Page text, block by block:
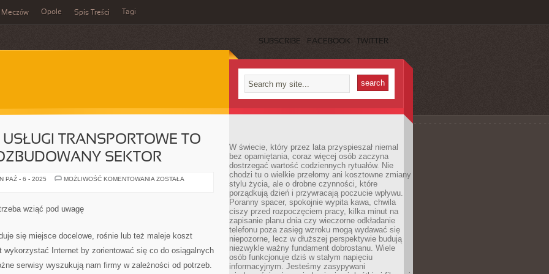
Meczów Opole Spis Treści Tagi
SUBSCRIBE FACEBOOK TWITTER
TRANSPORTOWE TO
SEKTOR
PAŹ - 6 - 2025 MOŻLIWOŚĆ KOMENTOWANIA PROFESJONALNE
ZOSTAŁA
wziąć pod uwagę
się miejsce docelowe, rośnie lub też maleje koszt
wykorzystać Internet by zorientować się co do osiągalnych
serwisy wyszukują nam firmy w zależności od potrzeb.
W świecie, który przez lata przyspieszał niemal
bez opamiętania, coraz więcej osób zaczyna
dostrzegać wartość codziennych rytuałów. Nie
chodzi tu o wielkie przełomy ani kosztowne zmiany
stylu życia, ale o drobne czynności, które
porządkują dzień i przywracają poczucie wpływu.
Poranny spacer, spokojnie wypita kawa, chwila
ciszy przed rozpoczęciem pracy, kilka minut na
zapisanie planu dnia czy wieczorne odkładanie
telefonu poza zasięg wzroku mogą wydawać się
niepozorne, lecz w dłuższej perspektywie budują
niezwykle ważny fundament dobrostanu. Wiele
osób funkcjonuje dziś w stałym napięciu
informacyjnym. Jesteśmy zasypywani